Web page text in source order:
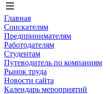
Главная
Соискателям
Предпринимателям
Работодателям
Студентам
Путеводитель по компаниям
Рынок труда
Новости сайта
Календарь мероприятий